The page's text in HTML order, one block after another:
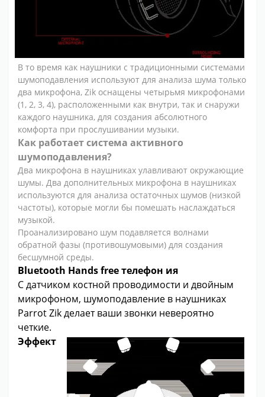
В то время как наушники с традиционными системами
шумоподавления используют для анализа шума только
два микрофона, Zik оснащены четырьмя микрофонами
(1, 2, 3, 4), расположенными как внутри, так и снаружи
каждого наушника, для создания абсолютного
комфорта при прослушивании музыки.
Как работает система активного
шумоподавления?
Два микрофона в наушниках улавливают окружающие
шумы. Два дополнительных микрофона в наушниках
используются для анализа остаточных шумов (низкой
частоты), которые могли бы помешать наслаждаться
музыкой.
Проанализировано шум подавляется волнами
обратной фазы (противошумовыми) для создания
бесшумной среды.
Bluetooth Hands freeтелефон ия
С датчиком костной проводимости и двойным
микрофоном, шумоподавление в наушниках
Parrot Zik делает ваши звонки невероятно
четкие.
Эффект